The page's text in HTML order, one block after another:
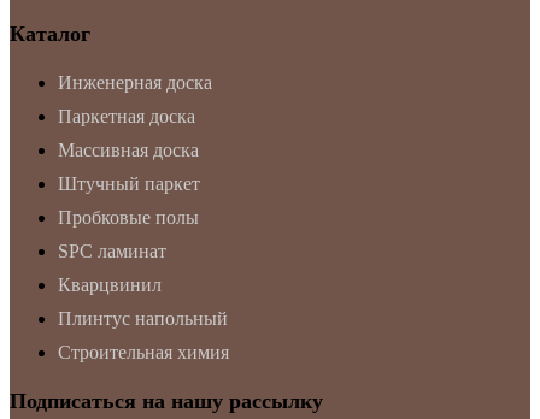
Каталог
Инженерная доска
Паркетная доска
Массивная доска
Штучный паркет
Пробковые полы
SPC ламинат
Кварцвинил
Плинтус напольный
Строительная химия
Подписаться на нашу рассылку